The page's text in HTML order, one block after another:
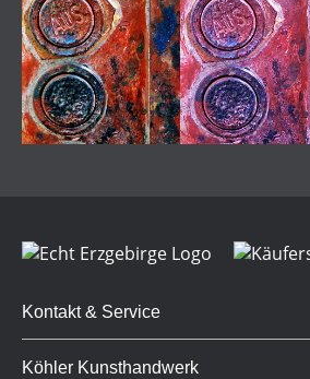
Kontakt & Service
Köhler Kunsthandwerk